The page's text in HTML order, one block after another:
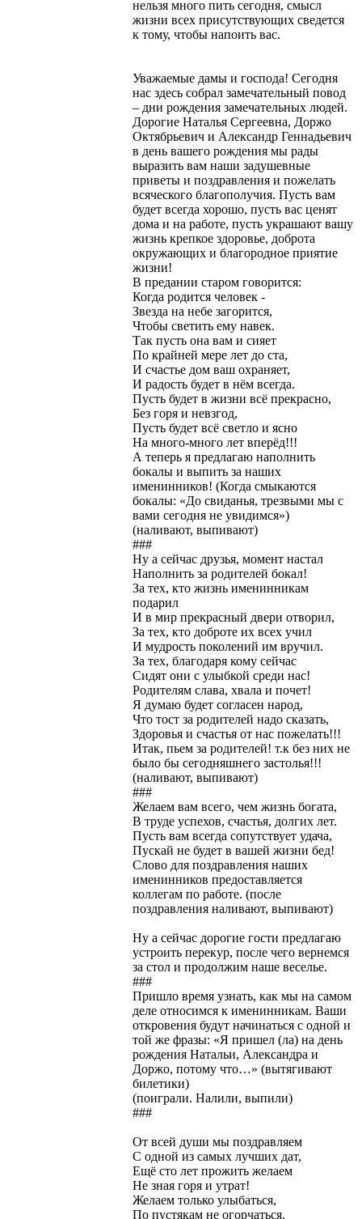
нельзя много пить сегодня, смысл
жизни всех присутствующих сведется
к тому, чтобы напоить вас.
Уважаемые дамы и господа! Сегодня
нас здесь собрал замечательный повод
– дни рождения замечательных людей.
Дорогие Наталья Сергеевна, Доржо
Октябрьевич и Александр Геннадьевич
в день вашего рождения мы рады
выразить вам наши задушевные
приветы и поздравления и пожелать
всяческого благополучия. Пусть вам
будет всегда хорошо, пусть вас ценят
дома и на работе, пусть украшают вашу
жизнь крепкое здоровье, доброта
окружающих и благородное приятие
жизни!
В предании старом говорится:
Когда родится человек -
Звезда на небе загорится,
Чтобы светить ему навек.
Так пусть она вам и сияет
По крайней мере лет до ста,
И счастье дом ваш охраняет,
И радость будет в нём всегда.
Пусть будет в жизни всё прекрасно,
Без горя и невзгод,
Пусть будет всё светло и ясно
На много-много лет вперёд!!!
А теперь я предлагаю наполнить
бокалы и выпить за наших
именинников! (Когда смыкаются
бокалы: «До свиданья, трезвыми мы с
вами сегодня не увидимся»)
(наливают, выпивают)
###
Ну а сейчас друзья, момент настал
Наполнить за родителей бокал!
За тех, кто жизнь именинникам
подарил
И в мир прекрасный двери отворил,
За тех, кто доброте их всех учил
И мудрость поколений им вручил.
За тех, благодаря кому сейчас
Сидят они с улыбкой среди нас!
Родителям слава, хвала и почет!
Я думаю будет согласен народ,
Что тост за родителей надо сказать,
Здоровья и счастья от нас пожелать!!!
Итак, пьем за родителей! т.к без них не
было бы сегодняшнего застолья!!!
(наливают, выпивают)
###
Желаем вам всего, чем жизнь богата,
В труде успехов, счастья, долгих лет.
Пусть вам всегда сопутствует удача,
Пускай не будет в вашей жизни бед!
Слово для поздравления наших
именинников предоставляется
коллегам по работе. (после
поздравления наливают, выпивают)
Ну а сейчас дорогие гости предлагаю
устроить перекур, после чего вернемся
за стол и продолжим наше веселье.
###
Пришло время узнать, как мы на самом
деле относимся к именинникам. Ваши
откровения будут начинаться с одной и
той же фразы: «Я пришел (ла) на день
рождения Натальи, Александра и
Доржо, потому что…» (вытягивают
билетики)
(поиграли. Налили, выпили)
###
От всей души мы поздравляем
С одной из самых лучших дат,
Ещё сто лет прожить желаем
Не зная горя и утрат!
Желаем только улыбаться,
По пустякам не огорчаться,